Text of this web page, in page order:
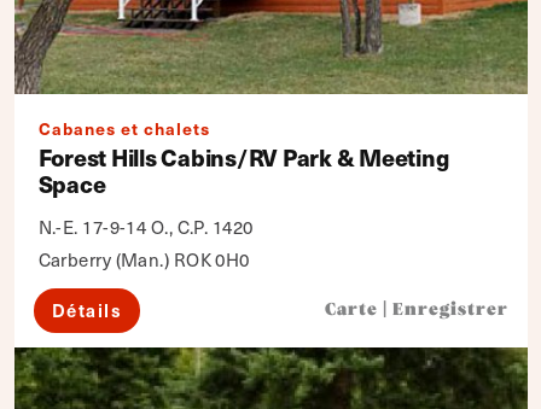
Cabanes et chalets
Forest Hills Cabins/RV Park & Meeting
Space
N.-E. 17-9-14 O., C.P. 1420
Carberry (Man.) ROK 0H0
Détails Carte Enregistrer